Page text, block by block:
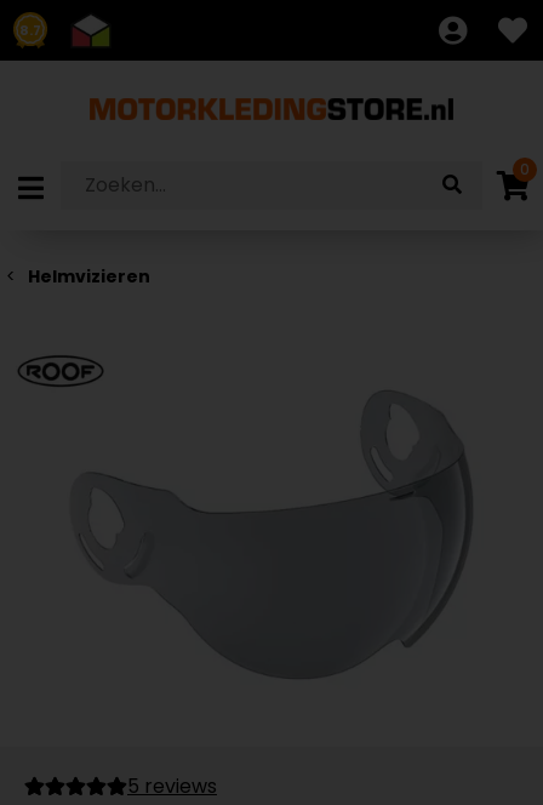
8.7
0
Helmvizieren
5 reviews